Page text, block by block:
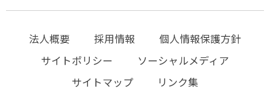
法人概要 採用情報
個人情報保護方針
サイトポリシー
ソーシャルメディア
サイトマップ
リンク集